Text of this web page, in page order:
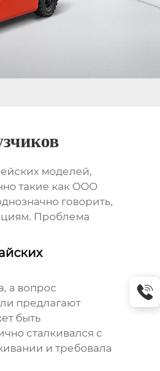
моделей,
такие как ООО
говорить,
Проблема
а вопрос
предлагают
быть
сталкивался с
и требовала